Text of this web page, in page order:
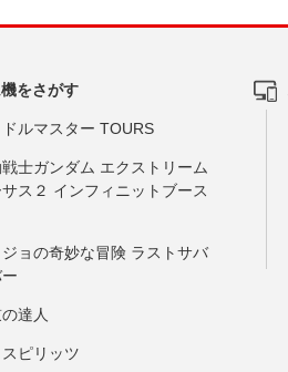
をさがす
ルマスター TOURS
士ガンダム エクストリーム
ス２ インフィニットブース
ョの奇妙な冒険 ラストサバ
達人
ピリッツ